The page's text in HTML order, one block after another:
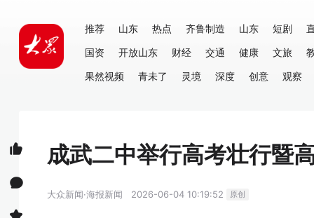
推荐 山东 热点 齐鲁制造 山东 短剧
国资
开放山东 财经 交通 健康 文旅
果然视频
青未了 灵境 深度 创意 观察
成武二中举行高考壮行暨
大众新闻·海报新闻 2026-06-04 10:19:52 原创